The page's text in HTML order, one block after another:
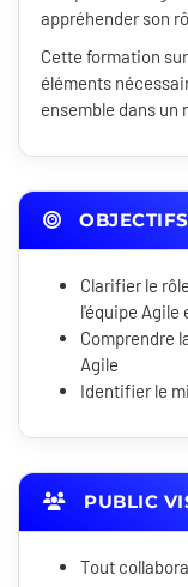
appréhender son
Cette formation
éléments
ensemble dans un
OBJECTIFS
Clarifier le
l'équipe
Comprendre
Agile
Identifier le
PUBLIC
Tout